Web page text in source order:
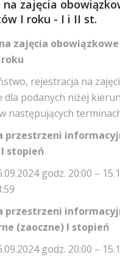
zajęcia
I roku - I i II st.
zajęcia
rejestracja na
dla podanych niżej
następujących
przestrzeni
stopień
godz. 20:00 –
przestrzeni
(zaoczne) I stopień
godz. 20:00 –